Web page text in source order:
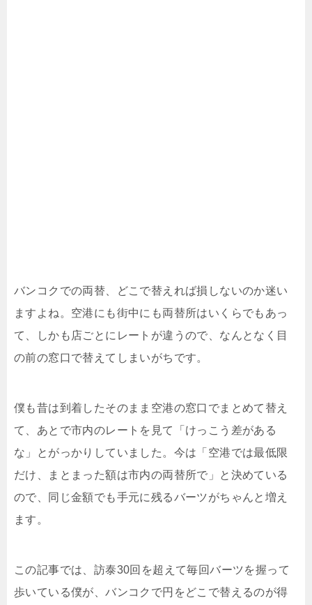
バンコクでの両替、どこで替えれば損しないのか迷い
ますよね。空港にも街中にも両替所はいくらでもあっ
て、しかも店ごとにレートが違うので、なんとなく目
の前の窓口で替えてしまいがちです。
僕も昔は到着したそのまま空港の窓口でまとめて替え
て、あとで市内のレートを見て「けっこう差がある
な」とがっかりしていました。今は「空港では最低限
だけ、まとまった額は市内の両替所で」と決めている
ので、同じ金額でも手元に残るバーツがちゃんと増え
ます。
この記事では、訪泰30回を超えて毎回バーツを握って
歩いている僕が、バンコクで円をどこで替えるのが得